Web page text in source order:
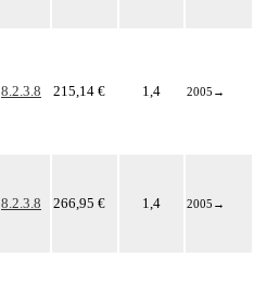
8.2.3.8 215,14 € 1,4 2005 →
8.2.3.8 266,95 € 1,4 2005 →